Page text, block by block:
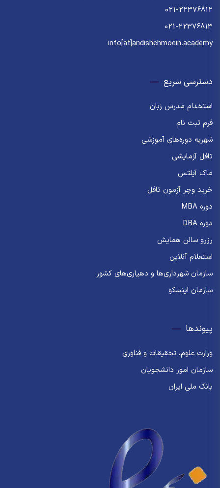
021-22376812
021-22376813
info[at]andishehmoein.academy
دسترسی سریع
استخدام مدرس زبان
فرم ثبت نام
شهریه دوره‌های آموزشی
تافل آزمایشی
ماک آیلتس
خرید وچر آزمون تافل
دوره MBA
دوره DBA
رزرو سالن همایش
استعلام آنلاین
سازمان شهرداری‌ها و دهیاری‌های کشور
سازمان اینسکو
پیوندها
وزارت علوم، تحقیقات و فناوری
سازمان امور دانشجویان
بانک ملی ایران